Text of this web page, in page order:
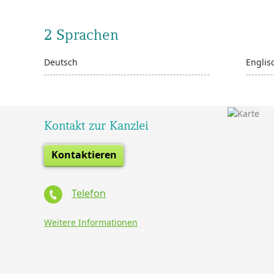
2 Sprachen
Deutsch
Kontakt zur Kanzlei
Kontaktieren
Telefon
Weitere Informationen